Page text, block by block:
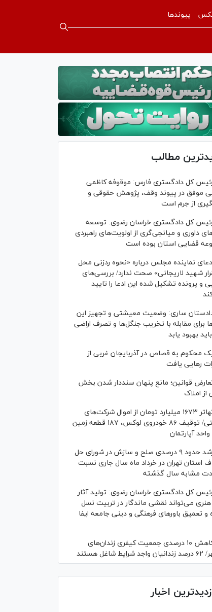
پیوندها
مطالب
کل دادگستری فارس: موقوفه کاظمی
موفق در پیوند وقف، پژوهش حقوقی و
از جرم است
کل دادگستری خراسان رضوی: توسعه
داوری و میانجی‌گری از اولویت‌های راهبردی
قضایی استان بوده است
نماینده مجلس درباره «نحوه ردزنی محل
شهید لاریجانی» صحت ندارد/ بررسی‌های
و پرونده تشکیل شده این ادعا را تایید
ساری: وضعیت معیشتی و تجهیز این
برای مقابله با تخریب جنگل‌ها و تصرف اراضی
بهبود یابد
محکوم به قصاص در آذربایجان‌ غربی از
رهایی یافت
قوانین؛ مانع پنهان سنددار شدن بخش
از املاک
تهاتر ۱۶۷۳ میلیارد تومان از اموال شرکت‌های
تراستی/ توقیف ۸۶ خودروی لوکس، ۱۸۷ قطعه زمین
رشد حدود ۹ درصدی صلح و سازش در شورای حل
استان تهران در خرداد ماه سال جاری نسبت
مشابه سال گذشته
کل دادگستری خراسان رضوی: تولید آثار
هنری می‌تواند نقشی ماندگار در تربیت نسل
و تعمیق باور‌های فرهنگی و دینی جامعه ایفا
کاهش ۱۰ درصدی جمعیت کیفری زندان‌های
شاغل هستند
اخبار